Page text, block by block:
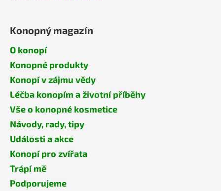
Konopný magazín
O konopí
Konopné produkty
Konopí v zájmu vědy
Léčba konopím a životní příběhy
Vše o konopné kosmetice
Návody, rady, tipy
Události a akce
Konopí pro zvířata
Trápí mě
Podporujeme